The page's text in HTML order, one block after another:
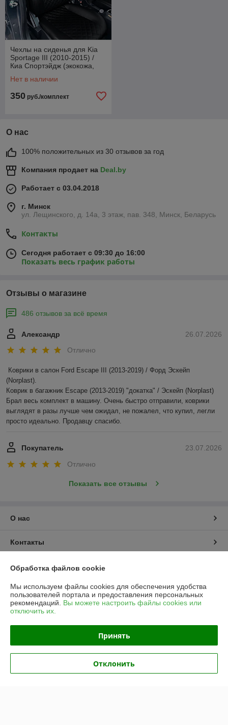
Чехлы на сиденья для Kia
Sportage III (2010-2015) /
Киа Спортэйдж (экокожа,
Нет в наличии
350 руб./комплект
О нас
100% положительных из 30 отзывов за год
Компания продает на Deal.by
Работает с 03.04.2018
г. Минск
ул. Лещинского, д. 14а, 3 этаж, пав. 348, Минск, Беларусь
Контакты
Сегодня работает с 09:30 до 16:00
Показать весь график работы
Отзывы о магазине
486 отзывов за всё время
26.07.2026
Александр
Отлично
Коврики в салон Ford Escape III (2013-2019) / Форд Эскейп
(Norplast).
Коврик в багажник Escape (2013-2019) "докатка" / Эскейп (Norplast)
Брал весь комплект в машину. Очень быстро отправили, коврики
выглядят в разы лучше чем ожидал, не пожалел, что купил, легли
просто идеально. Продавцу спасибо.
23.07.2026
Покупатель
Отлично
Показать все отзывы
О нас
Контакты
Доставка и оплата
График работы
Полная версия сайта
Политика обработки cookies
Сайт создан на платформе Deal.by
Обработка файлов cookie
Мы используем файлы cookies для обеспечения удобства
пользователей портала и предоставления персональных
рекомендаций. Вы можете настроить файлы cookies или
отключить их.
Принять
Отклонить